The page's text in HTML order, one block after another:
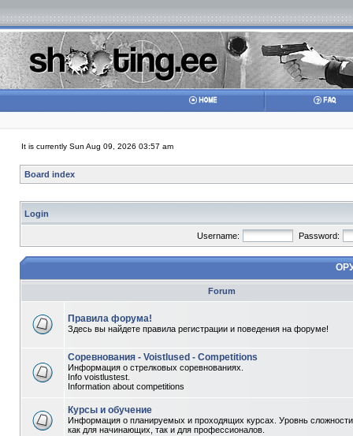
It is currently Sun Aug 09, 2026 03:57 am
Board index
Login
Username: Password:
Forum
Правила форума!
Здесь вы найдете правила регистрации и поведения на форуме!
Соревнования - Voistlused - Competitions
Информация о стрелковых соревнованиях.
Info voistlustest.
Information about competitions
Курсы и обучение
Информация о планируемых и проходящих курсах. Уровнь
как для начинающих, так и для профессионалов.